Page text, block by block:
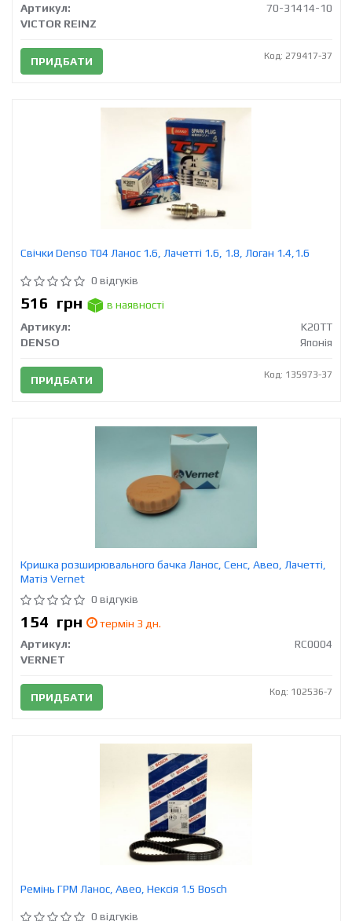
Артикул:
70-31414-10
VICTOR REINZ
ПРИДБАТИ Код: 279417-37
Свічки Denso T04 Ланос 1.6, Лачетті 1.6, 1.8, Логан 1.4,1.6
0 відгуків
516 грн
в наявності
Артикул:
K20TT
DENSO
Японія
ПРИДБАТИ Код: 135973-37
Кришка розширювального бачка Ланос, Сенс, Авео, Лачетті,
Матіз Vernet
0 відгуків
154 грн
термін 3 дн.
Артикул:
RC0004
VERNET
ПРИДБАТИ Код: 102536-7
Ремінь ГРМ Ланос, Авео, Нексія 1.5 Bosch
0 відгуків